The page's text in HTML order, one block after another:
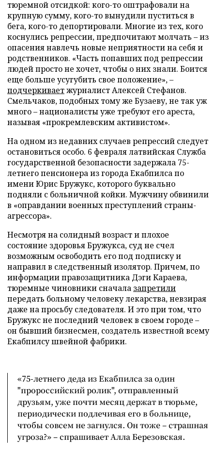
тюремной отсидкой: кого-то оштрафовали на
крупную сумму, кого-то вынудили пуститься в
бега, кого-то депортировали. Многие из тех, кого
коснулись репрессии, предпочитают молчать – из
опасения навлечь новые неприятности на себя и
родственников. «Часть попавших под репрессии
людей просто не хочет, чтобы о них знали. Боится
еще больше усугубить свое положение», –
подчеркиваетжурналист Алексей Стефанов.
Смельчаков, подобных тому же Бузаеву, не так уж
много – националисты уже требуют его ареста,
называя «прокремлевским активистом».
На одном из недавних случаев репрессий следует
остановиться особо. 6 февраля латвийская Служба
государственной безопасности задержала 75-
летнего пенсионера из города Екабпилса по
имени Юрис Бружукс, которого буквально
подняли с больничной койки. Мужчину обвинили
в «оправдании военных преступлений страны-
агрессора».
Несмотря на солидный возраст и плохое
состояние здоровья Бружукса, суд не счел
возможным освободить его под подписку и
направил в следственный изолятор. Причем, по
информации правозащитника Дэги Караева,
тюремные чиновники сначала запретили
передать больному человеку лекарства, невзирая
даже на просьбу следователя. И это при том, что
Бружукс не последний человек в своем городе –
он бывший бизнесмен, создатель известной всему
Екабпилсу швейной фабрики.
«75-летнего деда из Екабпилса за один
"пророссийский ролик", отправленный
друзьям, уже почти месяц держат в тюрьме,
периодически подлечивая его в больнице,
чтобы совсем не загнулся. Он тоже – страшная
угроза?» – спрашивает Алла Березовская.